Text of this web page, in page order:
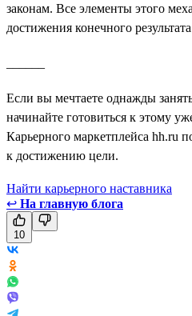
законам. Все элементы этого
достижения конечного
Если вы мечтаете однажды
начинайте готовиться к этому
Карьерного маркетплейса hh.ru
к достижению цели.
Найти карьерного наставника
↩ На главную блога
10